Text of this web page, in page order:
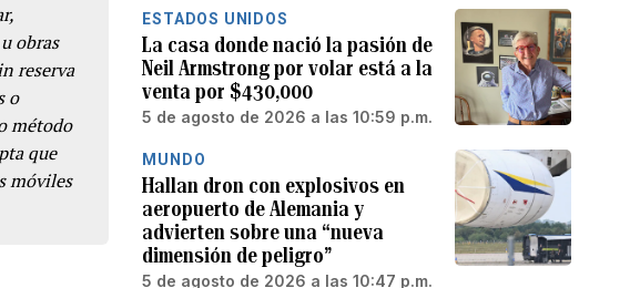
obras
reserva
o
método
que
móviles
ESTADOS UNIDOS
La casa donde nació la pasión de
Neil Armstrong por volar está a la
venta por $430,000
5 de agosto de 2026 a las 10:59 p.m.
MUNDO
Hallan dron con explosivos en
aeropuerto de Alemania y
advierten sobre una “nueva
dimensión de peligro”
5 de agosto de 2026 a las 10:47 p.m.